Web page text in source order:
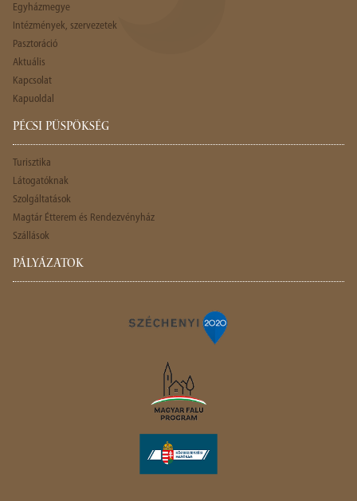
Egyházmegye
Intézmények, szervezetek
Pasztoráció
Aktuális
Kapcsolat
Kapuoldal
PÉCSI PÜSPÖKSÉG
Turisztika
Látogatóknak
Szolgáltatások
Magtár Étterem és Rendezvényház
Szállások
PÁLYÁZATOK